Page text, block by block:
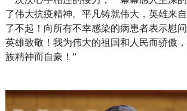
了伟大抗疫精神。平凡铸就伟大，英雄来
了不起！向所有不幸感染的病患者表示慰
英雄致敬！我为伟大的祖国和人民而骄傲
族精神而自豪！”